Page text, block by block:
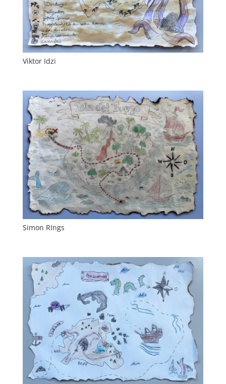
Viktor Idzi
Simon RIngs